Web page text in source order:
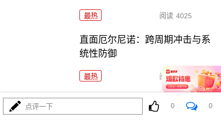
最热 阅读 4025
直面厄尔尼诺：跨周期冲击与系
统性防御
最热 阅读 4738
厄尔尼诺：全球生态系统的多米
诺骨牌
点评一下 0 0